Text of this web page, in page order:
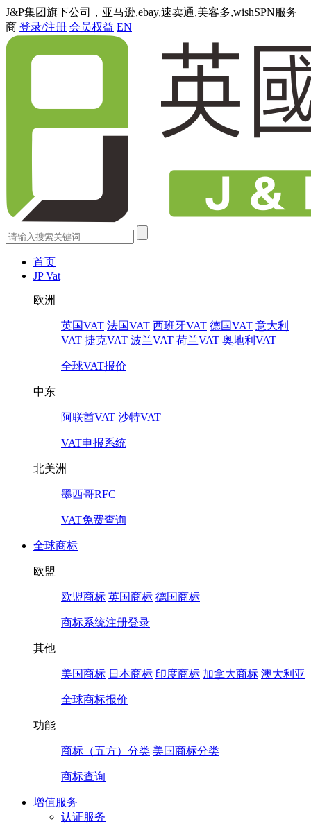
J&P集团旗下公司，亚马逊,ebay,速卖通,美客多,wishSPN服务
商 登录/注册 会员权益 EN
首页
JP Vat
欧洲
英国VAT 法国VAT 西班牙VAT 德国VAT 意大利
VAT 捷克VAT 波兰VAT 荷兰VAT 奥地利VAT
全球VAT报价
中东
阿联酋VAT 沙特VAT
VAT申报系统
北美洲
墨西哥RFC
VAT免费查询
全球商标
欧盟
欧盟商标 英国商标 德国商标
商标系统注册登录
其他
美国商标 日本商标 印度商标 加拿大商标 澳大利亚
全球商标报价
功能
商标（五方）分类 美国商标分类
商标查询
增值服务
认证服务